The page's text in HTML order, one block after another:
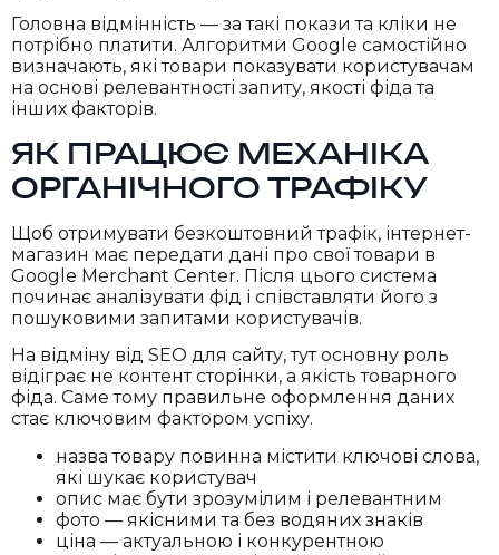
Головна відмінність — за такі покази та кліки не
потрібно платити. Алгоритми Google самостійно
визначають, які товари показувати користувачам
на основі релевантності запиту, якості фіда та
інших факторів.
ЯК ПРАЦЮЄ МЕХАНІКА
ОРГАНІЧНОГО ТРАФІКУ
Щоб отримувати безкоштовний трафік, інтернет-
магазин має передати дані про свої товари в
Google Merchant Center. Після цього система
починає аналізувати фід і співставляти його з
пошуковими запитами користувачів.
На відміну від SEO для сайту, тут основну роль
відіграє не контент сторінки, а якість товарного
фіда. Саме тому правильне оформлення даних
стає ключовим фактором успіху.
назва товару повинна містити ключові слова,
які шукає користувач
опис має бути зрозумілим і релевантним
фото — якісними та без водяних знаків
ціна — актуальною і конкурентною